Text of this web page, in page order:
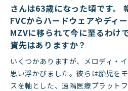
さんは63歳になった頃です。
FVCからハードウェアやディ
MZVに移られて今に至るわけ
資先はありますか？
いくつかありますが、メロディ・
思い浮かびました。彼らは胎児を
スを軸とした、遠隔医療プラット